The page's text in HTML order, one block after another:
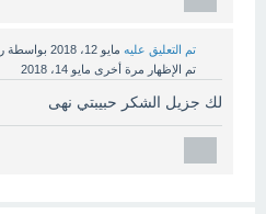
تم التعليق عليه مايو 12، 2018 بواسطة
تم الإظهار مرة أخرى مايو 14، 2018
لك جزيل الشكر حبيبتي نهى